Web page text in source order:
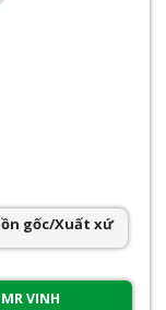
gốc/Xuất xứ
MR VINH